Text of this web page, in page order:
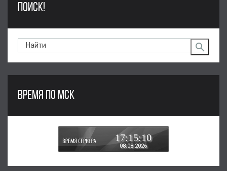
ПОИСК!
ВРЕМЯ ПО МСК
17:15:11
08.08.2026